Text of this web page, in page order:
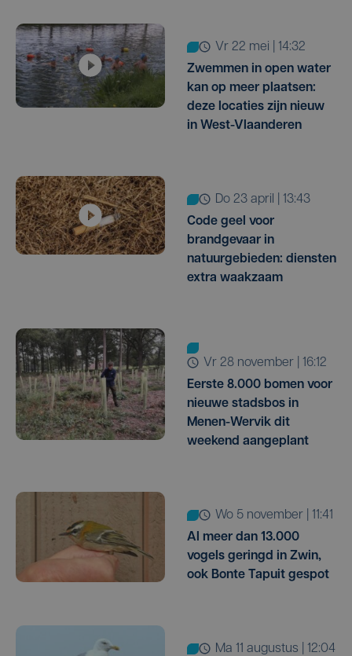
vr 22 mei | 14:32
Zwemmen in open water
kan op meer plaatsen:
deze locaties zijn nieuw
in West-Vlaanderen
do 23 april | 13:43
Code geel voor
brandgevaar in
natuurgebieden: diensten
extra waakzaam
vr 28 november | 16:12
Eerste 8.000 bomen voor
nieuwe stadsbos in
Menen-Wervik dit
weekend aangeplant
wo 5 november | 11:41
Al meer dan 13.000
vogels geringd in Zwin,
ook Bonte Tapuit gespot
ma 11 augustus | 12:04